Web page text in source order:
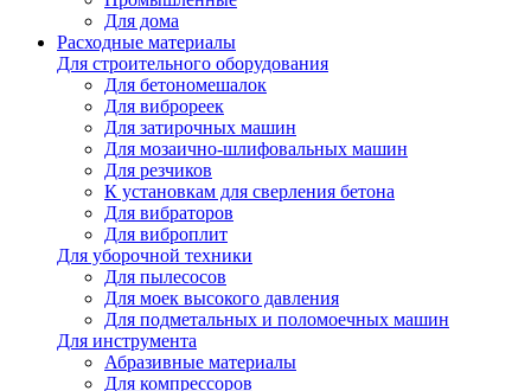
Для дома
Расходные материалы
Для строительного оборудования
Для бетономешалок
Для виброреек
Для затирочных машин
Для мозаично-шлифовальных машин
Для резчиков
К установкам для сверления бетона
Для вибраторов
Для виброплит
Для уборочной техники
Для пылесосов
Для моек высокого давления
Для подметальных и поломоечных машин
Для инструмента
Абразивные материалы
Для компрессоров